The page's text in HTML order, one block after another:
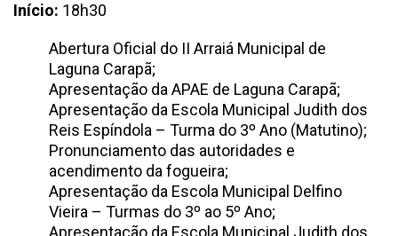
Início: 18h30
Abertura Oficial do II Arraiá Municipal de
Laguna Carapã;
Apresentação da APAE de Laguna Carapã;
Apresentação da Escola Municipal Judith dos
Reis Espíndola – Turma do 3º Ano (Matutino);
Pronunciamento das autoridades e
acendimento da fogueira;
Apresentação da Escola Municipal Delfino
Vieira – Turmas do 3º ao 5º Ano;
Apresentação da Escola Municipal Judith dos